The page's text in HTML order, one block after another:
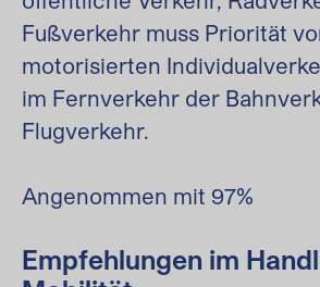
Fußverkehr muss Priorität
motorisierten
im Fernverkehr der
Flugverkehr.
Angenommen mit 97%
Empfehlungen im